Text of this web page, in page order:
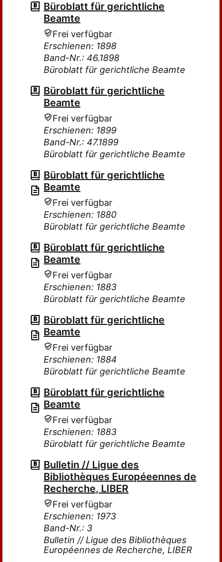
Büroblatt für gerichtliche
Beamte
Frei verfügbar
Erschienen: 1898
Band-Nr.: 46.1898
Büroblatt für gerichtliche Beamte
Büroblatt für gerichtliche
Beamte
Frei verfügbar
Erschienen: 1899
Band-Nr.: 47.1899
Büroblatt für gerichtliche Beamte
Büroblatt für gerichtliche
Beamte
Frei verfügbar
Erschienen: 1880
Büroblatt für gerichtliche Beamte
Büroblatt für gerichtliche
Beamte
Frei verfügbar
Erschienen: 1883
Büroblatt für gerichtliche Beamte
Büroblatt für gerichtliche
Beamte
Frei verfügbar
Erschienen: 1884
Büroblatt für gerichtliche Beamte
Büroblatt für gerichtliche
Beamte
Frei verfügbar
Erschienen: 1883
Büroblatt für gerichtliche Beamte
Bulletin // Ligue des
Bibliothèques Européeennes de
Recherche, LIBER
Frei verfügbar
Erschienen: 1973
Band-Nr.: 3
Bulletin // Ligue des Bibliothèques
Européennes de Recherche, LIBER